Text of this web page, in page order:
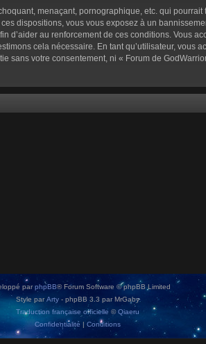
menaçant, pornographique, etc. qui
dispositions, vous vous exposez à un
d’aider au renforcement de ces conditions. Vous
cela nécessaire. En tant qu’utilisateur,
votre consentement, ni « Forum de
parphpBB® Forum Software © phpBB Limited
Style par Arty - phpBB 3.3 par MrGaby
Traduction française officielle ©Qiaeru
Confidentialité | Conditions